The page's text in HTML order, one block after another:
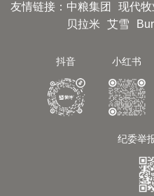
友情链接： 中粮集团 现代牧
贝拉米
艾雪
抖音 小红书
纪委举